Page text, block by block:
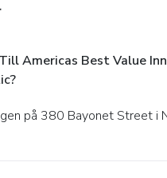
Americas Best Value Inn